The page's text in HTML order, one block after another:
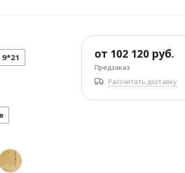
от 102 120 руб.
Предзаказ
Рассчитать доставку
9*21